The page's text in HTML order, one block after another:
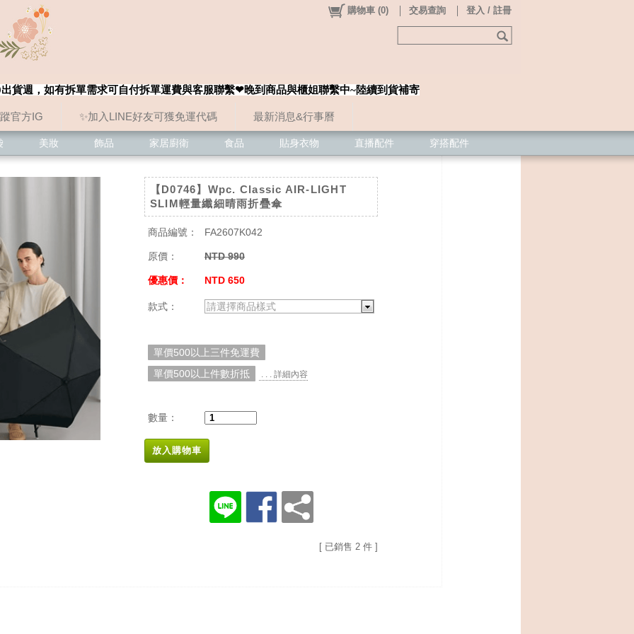
官方IG ✨加入LINE好友可獲免運代碼 最新消息&行事曆
購物車 (0) 交易查詢 登入 / 註冊
貨週，如有拆單需求可自付拆單運費與客服聯繫❤晚到商品與櫃姐聯繫中~陸續到貨補寄
美妝 飾品 家居廚衛 食品 貼身衣物 直播配件 穿搭配件
【D0746】Wpc. Classic AIR-LIGHT
SLIM輕量纖細晴雨折疊傘
商品編號： FA2607K042
原價： NTD 990
優惠價： NTD 650
款式： 請選擇商品樣式
單價500以上三件免運費
單價500以上件數折抵
. . . 詳細內容
數量：
放入購物車
[ 已銷售 2 件 ]